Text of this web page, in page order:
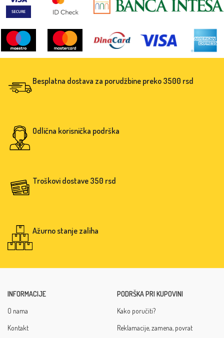
Besplatna dostava za porudžbine preko 3500 rsd
Odlična korisnička podrška
Troškovi dostave 350 rsd
Ažurno stanje zaliha
INFORMACIJE
O nama
Kontakt
PODRŠKA PRI KUPOVINI
Kako poručiti?
Reklamacije, zamena, povrat